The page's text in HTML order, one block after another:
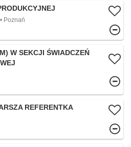
Poznań
W SEKCJI ŚWIADCZEŃ
REFERENTKA